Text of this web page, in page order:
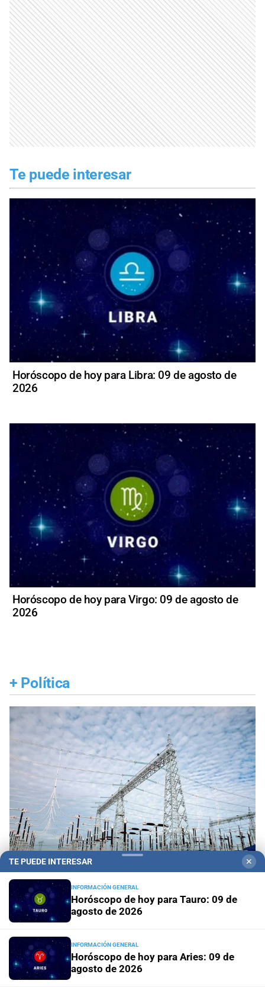
Te puede interesar
Horóscopo de hoy para Libra: 09 de agosto de
2026
Horóscopo de hoy para Virgo: 09 de agosto de
2026
+ Política
Tarifazo eléctrico a las industrias
la producción al vaivén del mercado mundial
estadio de los Juegos Suramericanos 2026
Reacción del Presidente
TE PUEDE INTERESAR ✕
INFORMACIÓN GENERAL
Horóscopo de hoy para Tauro: 09 de
agosto de 2026
INFORMACIÓN GENERAL
Horóscopo de hoy para Aries: 09 de
agosto de 2026